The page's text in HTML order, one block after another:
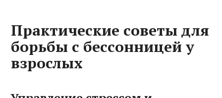
Практические советы для
борьбы с бессонницей у
взрослых